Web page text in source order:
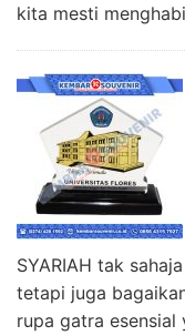
kita mesti
SYARIAH tak
tetapi juga
rupa gatra esensial